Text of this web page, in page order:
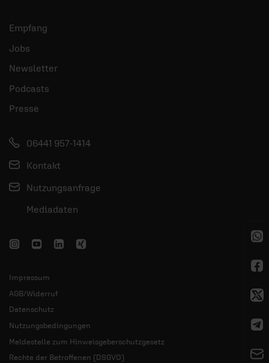
Empfang
Jobs
Newsletter
Podcasts
Presse
06441 957-1414
Kontakt
Nutzungsanfrage
Mediadaten
Impressum
AGB/Widerruf
Datenschutz
Nutzungsbedingungen
Meldestelle zum Hinweisgeberschutzgesetz
Rechte der Betroffenen (DSGVO)